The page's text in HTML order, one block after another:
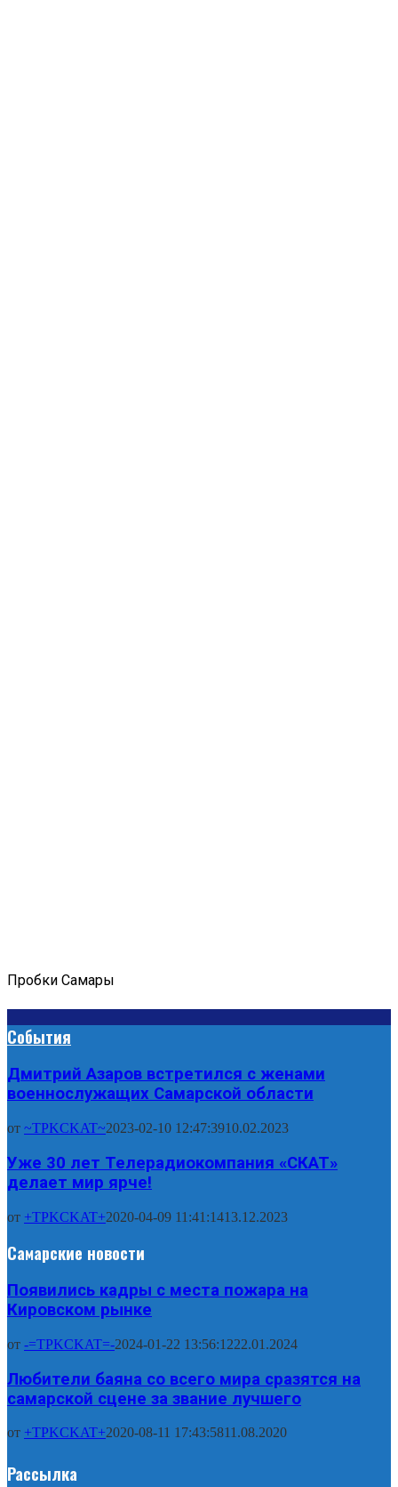
Пробки Самары
События
Дмитрий Азаров встретился с женами
военнослужащих Самарской области
от ~TPKCKAT~2023-02-10 12:47:3910.02.2023
Уже 30 лет Телерадиокомпания «СКАТ»
делает мир ярче!
от +TPKCKAT+2020-04-09 11:41:1413.12.2023
Самарские новости
Появились кадры с места пожара на
Кировском рынке
от -=TPKCKAT=-2024-01-22 13:56:1222.01.2024
Любители баяна со всего мира сразятся на
самарской сцене за звание лучшего
от +TPKCKAT+2020-08-11 17:43:5811.08.2020
Рассылка